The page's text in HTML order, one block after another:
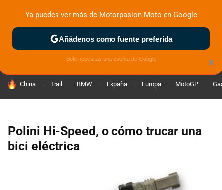
ZONA DE PRUEBAS DEPORTIVAS MOTOS ELÉCTRICAS
HOY SE HABLA DE
China Trail BMW España Europa MotoGP
Polini Hi-Speed, o cómo trucar una
bici eléctrica
×
Ya puedes ver más de Motorpasion Moto en Google
Añádenos como fuente preferida
Solo necesitas una cuenta de Google